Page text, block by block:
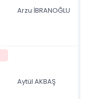
Arzu İBRANOĞLU
Aytül AKBAŞ